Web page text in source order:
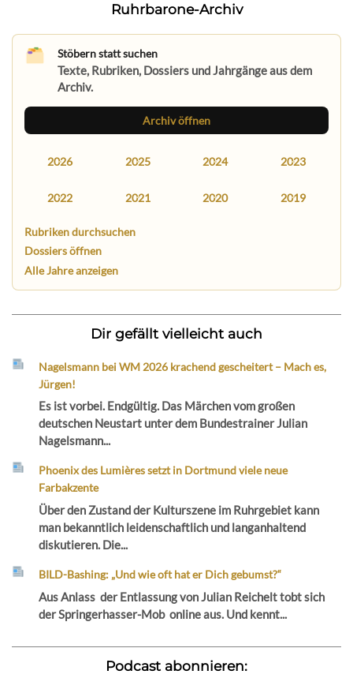
Ruhrbarone-Archiv
Stöbern statt suchen
Texte, Rubriken, Dossiers und Jahrgänge aus dem
Archiv.
Archiv öffnen
2026 2025 2024 2023
2022 2021 2020 2019
Rubriken durchsuchen
Dossiers öffnen
Alle Jahre anzeigen
Dir gefällt vielleicht auch
Nagelsmann bei WM 2026 krachend gescheitert – Mach es,
Jürgen!
Es ist vorbei. Endgültig. Das Märchen vom großen
deutschen Neustart unter dem Bundestrainer Julian
Nagelsmann...
Phoenix des Lumières setzt in Dortmund viele neue
Farbakzente
Über den Zustand der Kulturszene im Ruhrgebiet kann
man bekanntlich leidenschaftlich und langanhaltend
diskutieren. Die...
BILD-Bashing: „Und wie oft hat er Dich gebumst?“
Aus Anlass der Entlassung von Julian Reichelt tobt sich
der Springerhasser-Mob online aus. Und kennt...
Podcast abonnieren: